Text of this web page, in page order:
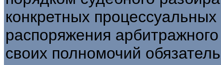
конкретных
распоряжения
своих полномочий